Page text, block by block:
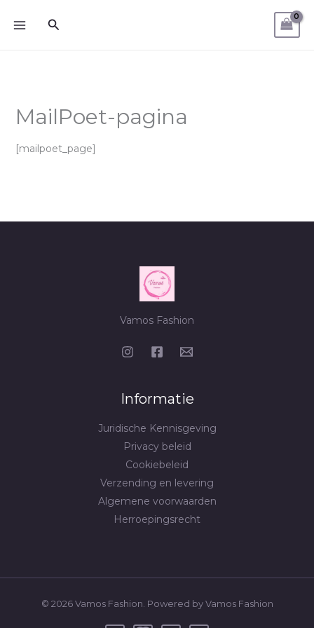
naar
Zoeken
MailPoet-pagina
[mailpoet_page]
Vamos Fashion
Informatie
Juridische Kennisgeving
Privacy beleid
Cookiebeleid
Verzending en levering
Algemene voorwaarden
Herroepingsrecht
© 2026 Vamos Fashion. Powered by Vamos Fashion